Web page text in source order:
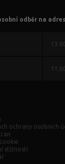
odběr na
ochrany osobních
stížností